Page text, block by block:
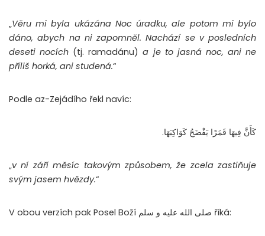
„Věru mi byla ukázána Noc úradku, ale potom mi bylo
dáno, abych na ni zapomněl. Nachází se v posledních
deseti nocích (tj. ramadánu) a je to jasná noc, ani ne
příliš horká, ani studená.“
Podle az-Zejádího řekl navíc:
كَأَنَّ فِيهَا قَمَرًا يَفْضَحُ كَوَاكِبَهَا.
„v ní září měsíc takovým způsobem, že zcela zastiňuje
svým jasem hvězdy.“
V obou verzích pak Posel Boží صلى الله عليه و سلم říká: